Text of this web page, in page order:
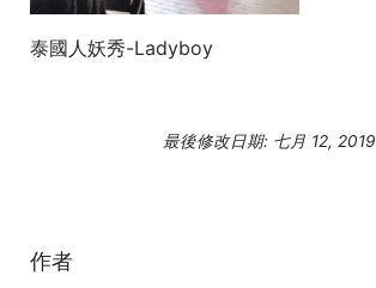
泰國人妖秀-Ladyboy
最後修改日期: 七月 12, 2019
作者